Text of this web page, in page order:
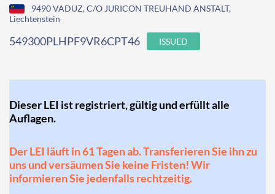
9490 VADUZ, C/O JURICON TREUHAND ANSTALT,
Liechtenstein
549300PLHPF9VR6CPT46 ISSUED
Dieser LEI ist registriert, gültig und erfüllt alle
Auflagen.
Der LEI läuft in 61 Tagen ab. Transferieren Sie ihn zu
uns und versäumen Sie keine Fristen! Wir
informieren Sie jedenfalls rechtzeitig.